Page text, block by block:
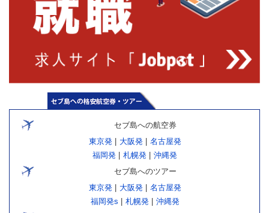
セブ島への航空券
東京発| 大阪発| 名古屋発
福岡発
札幌発
沖縄発
セブ島へのツアー
東京発| 大阪発| 名古屋発
福岡発s
札幌発| 沖縄発